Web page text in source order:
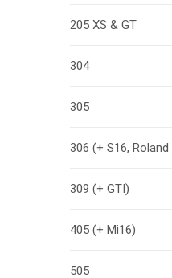
205 XS & GT
304
305
306 (+ S16,
309 (+ GTI)
405 (+ Mi16)
505